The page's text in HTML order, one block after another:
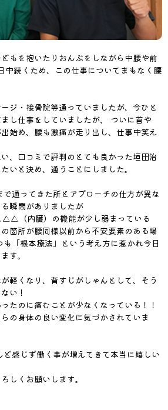
もを抱いたりおんぶをしながら中腰や前
中続くため、この仕事についてまもなく腰
ジ・接骨院等通っていましたが、今ひと
し仕事をしていましたが、 ついに首や
始め、腰も激痛が走り出し、仕事中笑え
、口コミで評判のとても良かった垣田治
いと決め、通うことにしました。
通ってきた所とアプローチの仕方が異な
瞬間がありましたが
△△（内臓）の機能が少し弱まっている
箇所が腰同様以前から不安要素のある場
「根本療法」という考え方に惹かれ今日
す。
軽くなり、背すじがしゃんとして、そう
い！
たのに痛むことが少なくなっている！！
の身体の良い変化に気づかされていま
感じず働く事が増えてきて本当に嬉しい
しくお願いします。